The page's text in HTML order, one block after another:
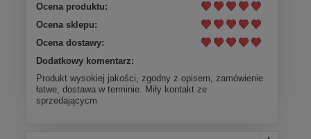
Ocena produktu:
Ocena sklepu:
Ocena dostawy:
Dodatkowy komentarz:
Produkt wysokiej jakości, zgodny z opisem, zamówienie
łatwe, dostawa w terminie. Miły kontakt ze
sprzedającycm